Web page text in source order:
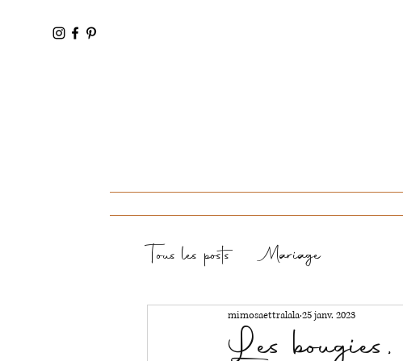
Tous les posts Mariage
Les bougies,
mimosaettralala25 janv. 2023